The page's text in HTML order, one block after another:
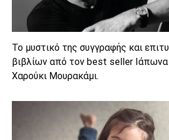
To μυστικό της συγγραφής και
βιβλίων από τον best seller
Χαρούκι Μουρακάμι.